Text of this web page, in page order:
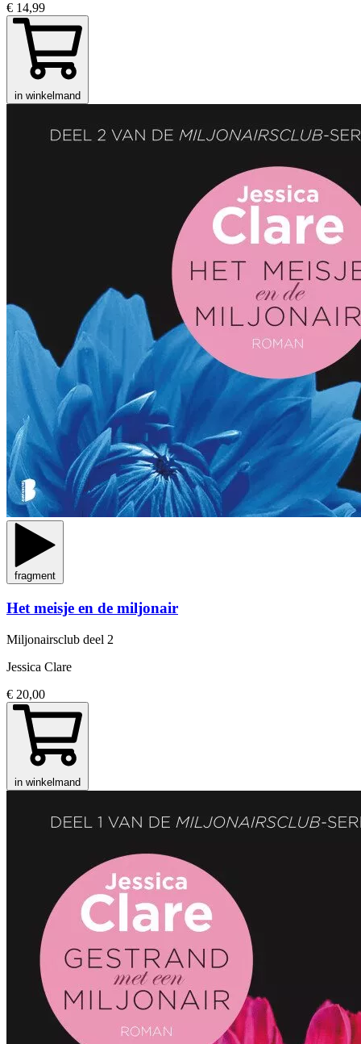
€ 14,99
in winkelmand
fragment
Het meisje en de miljonair
Miljonairsclub deel 2
Jessica Clare
€ 20,00
in winkelmand